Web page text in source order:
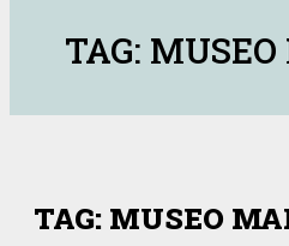
TAG:
TAG: MUSEO